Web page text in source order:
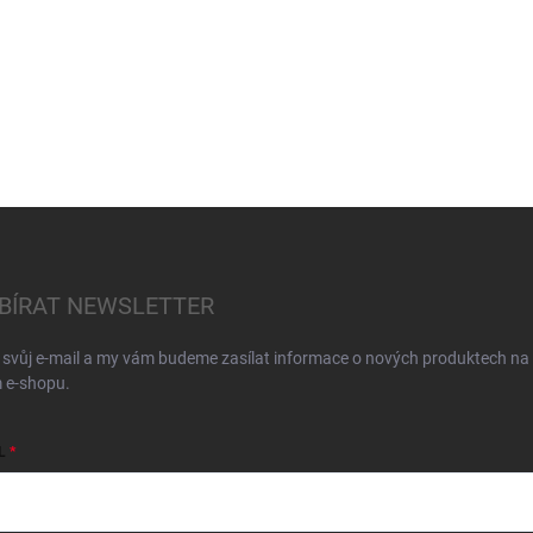
NEWSLETTER
e-mail a my vám budeme zasílat informace o nových produktech na
e-shopu.